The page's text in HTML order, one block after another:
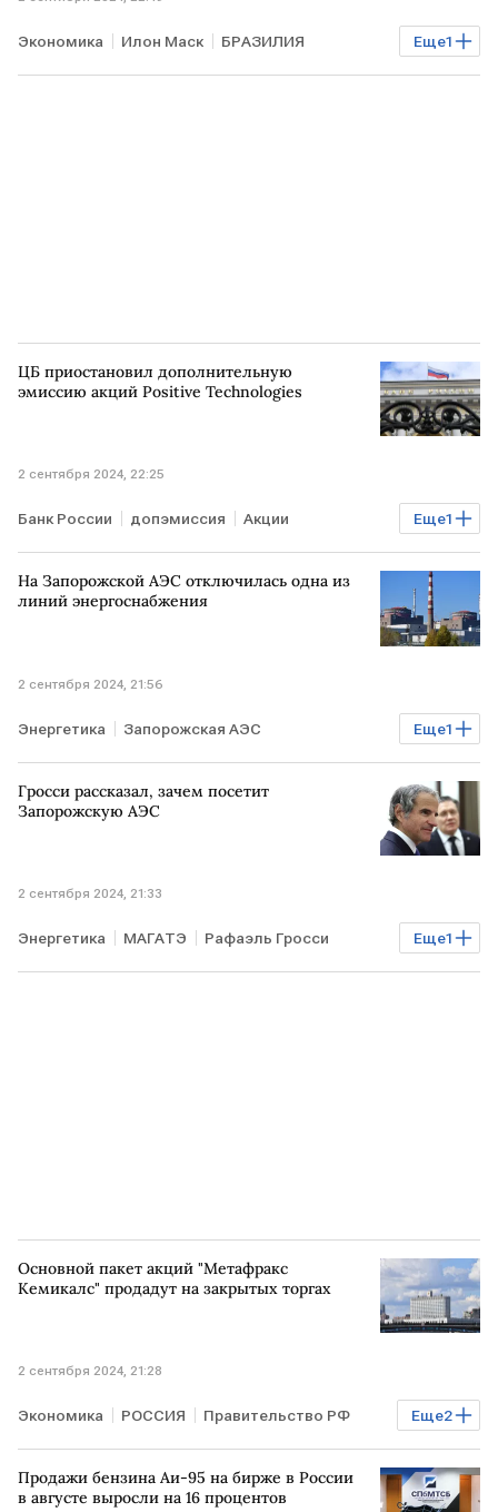
Еще1
Экономика Илон Маск БРАЗИЛИЯ
соцсеть X
ЦБ приостановил дополнительную
эмиссию акций Positive Technologies
2 сентября 2024, 22:25
Еще1
Банк России допэмиссия Акции
Positive Technologies
На Запорожской АЭС отключилась одна из
линий энергоснабжения
2 сентября 2024, 21:56
Еще1
Энергетика Запорожская АЭС
отключение электричества
Гросси рассказал, зачем посетит
Запорожскую АЭС
2 сентября 2024, 21:33
Еще1
Энергетика МАГАТЭ Рафаэль Гросси
Запорожская АЭС
Основной пакет акций "Метафракс
Кемикалс" продадут на закрытых торгах
2 сентября 2024, 21:28
Еще2
Экономика РОССИЯ Правительство РФ
биржевые торги "Метафракс Кемикалс"
Продажи бензина Аи-95 на бирже в России
в августе выросли на 16 процентов